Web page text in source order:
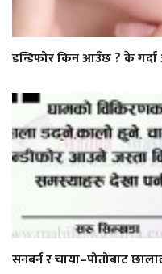
डन्डिफोर किन आउँछ ? के
सनबर्न र चाया–पोतोबाट